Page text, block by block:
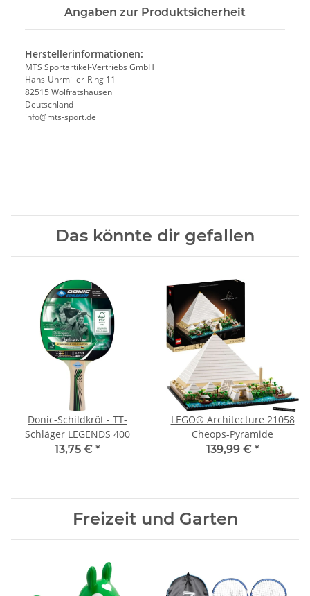
Angaben zur Produktsicherheit
Herstellerinformationen:
MTS Sportartikel-Vertriebs GmbH
Hans-Uhrmiller-Ring 11
82515 Wolfratshausen
Deutschland
info@mts-sport.de
Das könnte dir gefallen
Donic-Schildkröt - TT-
Schläger LEGENDS 400
13,75 € *
LEGO® Architecture 21058
Cheops-Pyramide
139,99 € *
Freizeit und Garten